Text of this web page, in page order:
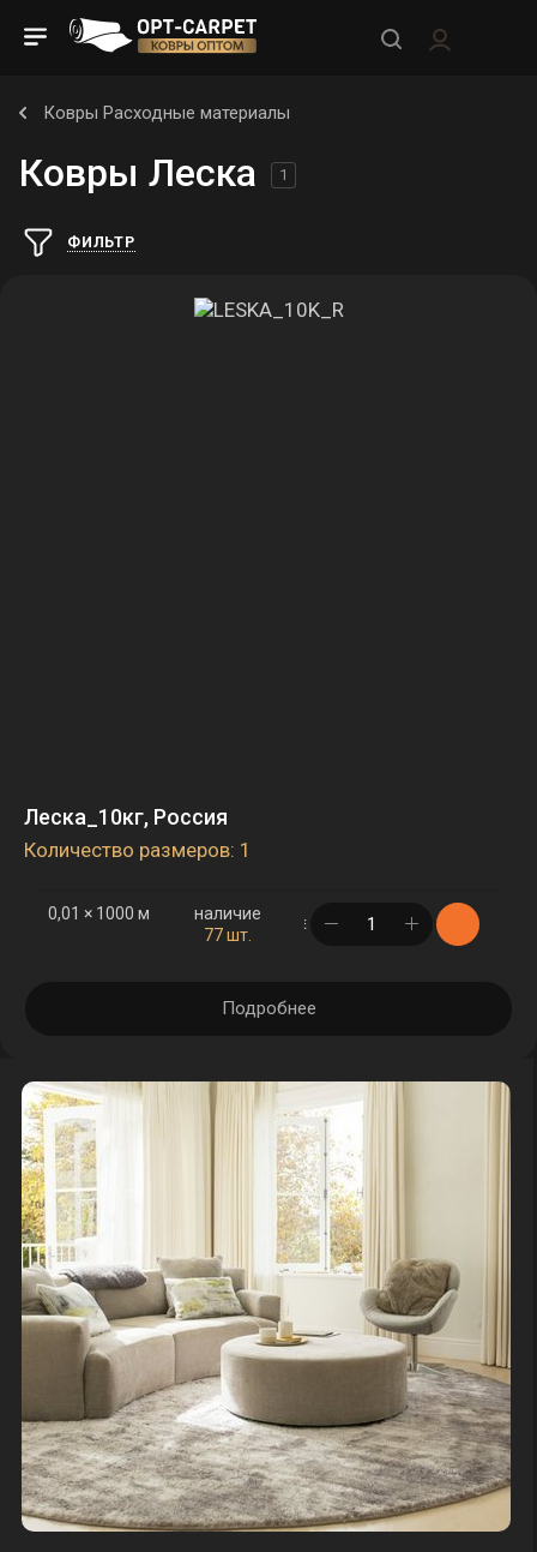
Ковры Расходные материалы
Ковры Леска 1
ФИЛЬТР
Леска_10кг, Россия
Количество размеров: 1
0,01 × 1000 м
наличие
77 шт.
в корзине
Подробнее